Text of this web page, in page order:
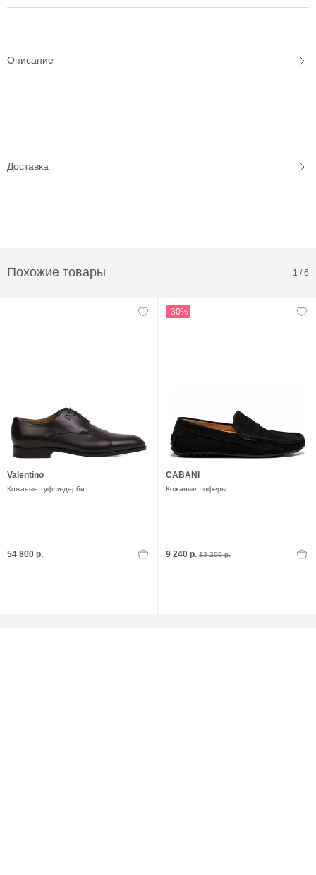
Описание
Доставка
Похожие товары 1 /6
Valentino
Кожаные туфли-дерби
54 800 р.
-30%
CABANI
Кожаные лоферы
9 240 р. 13 200 р.